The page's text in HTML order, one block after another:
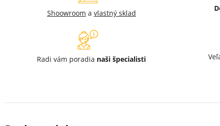
Shoowroom a vlastný sklad
Radi vám poradia naši špecialisti